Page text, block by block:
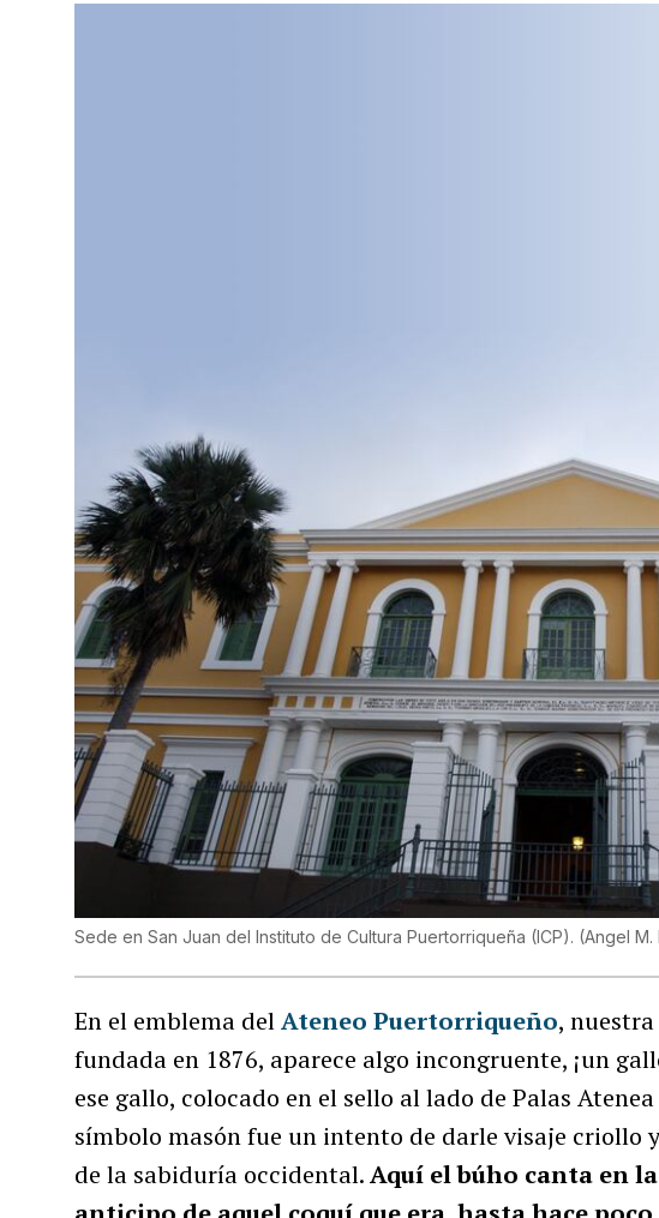
Sede en San Juan del Instituto de Cultura Puertorriqueña (ICP). (Angel M.
En el emblema delAteneo Puertorriqueño,
fundada en 1876, aparece algo incongruente, ¡un
ese gallo, colocado en el sello al lado de Palas
símbolo masón fue un intento de darle visaje criollo
de la sabiduría occidental.Aquí el búho canta en